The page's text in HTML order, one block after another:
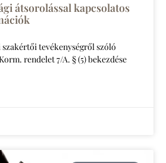
átsorolással kapcsolatos
tevékenységről szóló
rendelet 7/A. § (5) bekezdése